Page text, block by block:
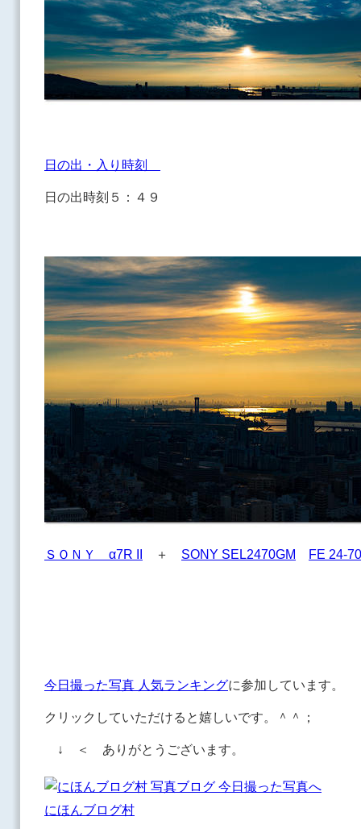
日の出・入り時刻
日の出時刻５：４９
ＳＯＮＹ α7R II ＋ SONY SEL2470GM FE 24-
今日撮った写真 人気ランキングに参加しています。
クリックしていただけると嬉しいです。＾＾；
↓ ＜ ありがとうございます。
にほんブログ村